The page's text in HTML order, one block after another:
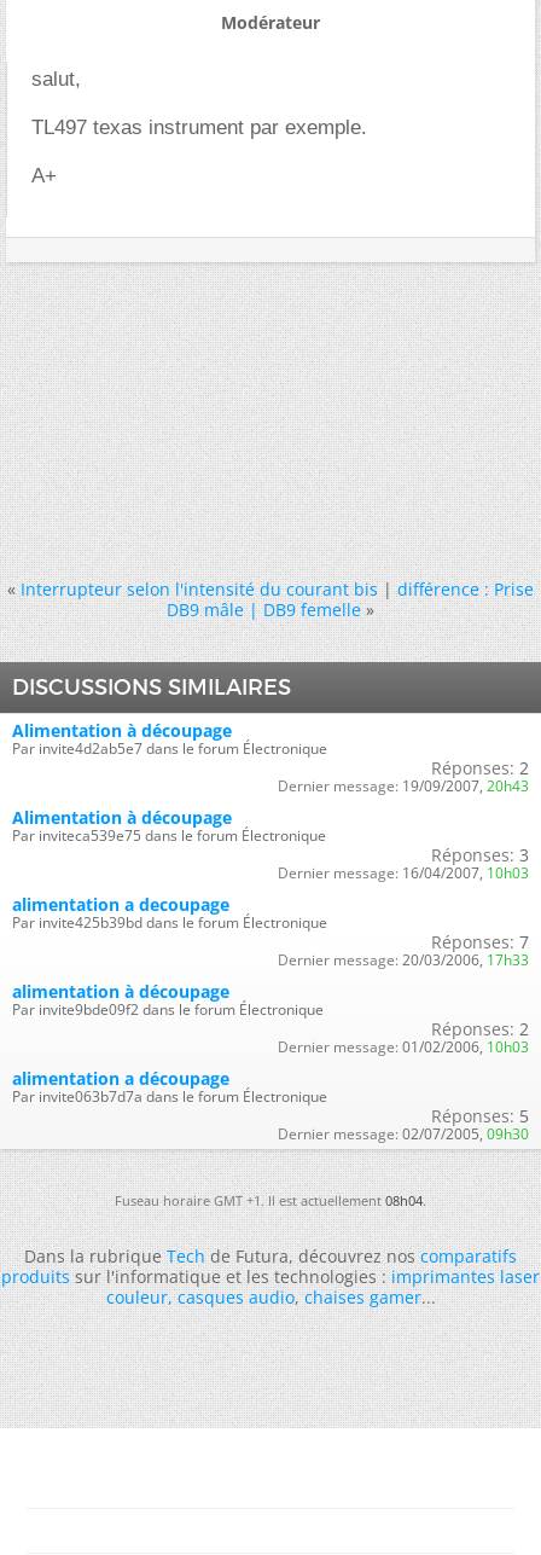
Modérateur
salut,
TL497 texas instrument par exemple.
A+
« Interrupteur selon l'intensité du courant bis|différence : Prise
DB9 mâle | DB9 femelle »
DISCUSSIONS SIMILAIRES
Alimentation à découpage
Par invite4d2ab5e7 dans le forum Électronique
Réponses: 2
Dernier message: 19/09/2007, 20h43
Alimentation à découpage
Par inviteca539e75 dans le forum Électronique
Réponses: 3
Dernier message: 16/04/2007, 10h03
alimentation a decoupage
Par invite425b39bd dans le forum Électronique
Réponses: 7
Dernier message: 20/03/2006, 17h33
alimentation à découpage
Par invite9bde09f2 dans le forum Électronique
Réponses: 2
Dernier message: 01/02/2006, 10h03
alimentation a découpage
Par invite063b7d7a dans le forum Électronique
Réponses: 5
Dernier message: 02/07/2005, 09h30
Fuseau horaire GMT +1. Il est actuellement08h04.
Dans la rubriqueTechde Futura, découvrez noscomparatifs
produitssur l'informatique et les technologies :imprimantes laser
couleur,casques audio,chaises gamer...